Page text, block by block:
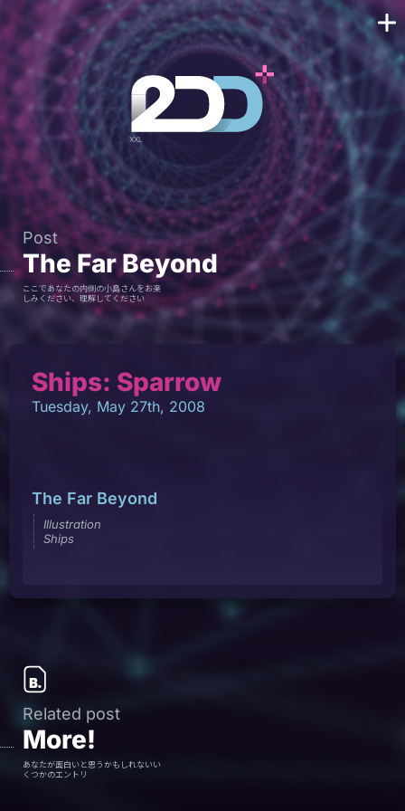
Post
The Far Beyond
ここであなたの内側の小島さんをお楽
しみください、理解してください
Ships: Sparrow
Tuesday, May 27th, 2008
The Far Beyond
Illustration
Ships
Related post
More!
あなたが面白いと思うかもしれないい
くつかのエントリ